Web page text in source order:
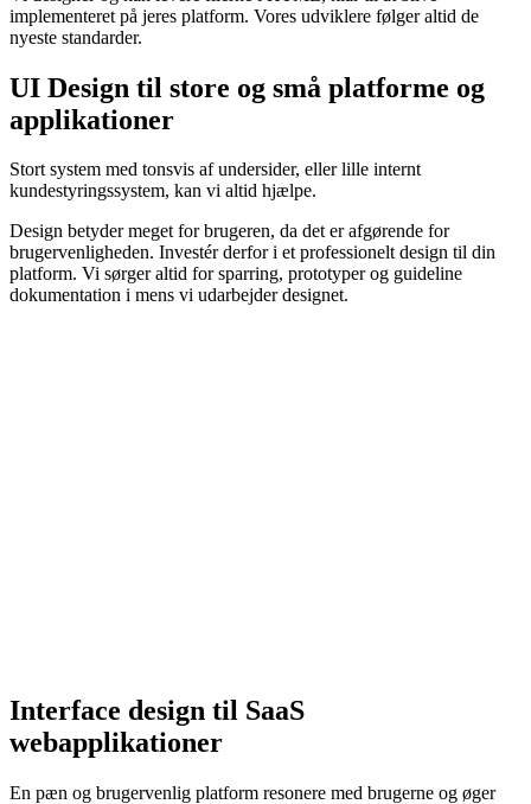
implementeret på jeres platform. Vores udviklere følger altid de
nyeste standarder.
UI Design til store og små platforme og
applikationer
Stort system med tonsvis af undersider, eller lille internt
kundestyringssystem, kan vi altid hjælpe.
Design betyder meget for brugeren, da det er afgørende for
brugervenligheden. Investér derfor i et professionelt design til din
platform. Vi sørger altid for sparring, prototyper og guideline
dokumentation i mens vi udarbejder designet.
Interface design til SaaS
webapplikationer
En pæn og brugervenlig platform resonere med brugerne og øger